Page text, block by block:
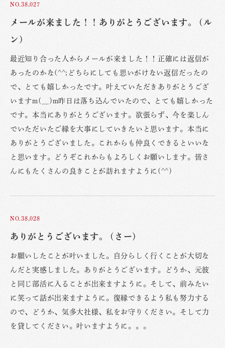
NO.38,027
メールが来ました！！ありがとうございます。 (ル
ン)
最近知り合った人からメールが来ました！！正確には返信が
あったのかな(^^;どちらにしても思いがけない返信だったの
で、とても嬉しかったです。叶えていただきありがとうござ
いますm(__)m昨日は落ち込んでいたので、とても嬉しかった
です。本当にありがとうございます。欲張らず、今を楽しん
でいただいたご縁を大事にしていきたいと思います。本当に
ありがとうございました。これからも仲良くできるといいな
と思います。どうぞこれからもよろしくお願いします。皆さ
んにもたくさんの良きことが訪れますように(^^)
NO.38,028
ありがとうございます。 (さー)
お願いしたことが叶いました。自分らしく行くことが大切な
んだと実感しました。ありがとうございます。どうか、元彼
と同じ部活に入ることが出来ますように。そして、前みたい
に笑って話が出来ますように。復縁できるよう私も努力する
ので、どうか、気多大社様、私をお守りください。そして力
を貸してください。叶いますように。。。